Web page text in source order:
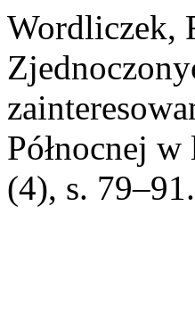
Wordliczek,
Północnej
(4), s.